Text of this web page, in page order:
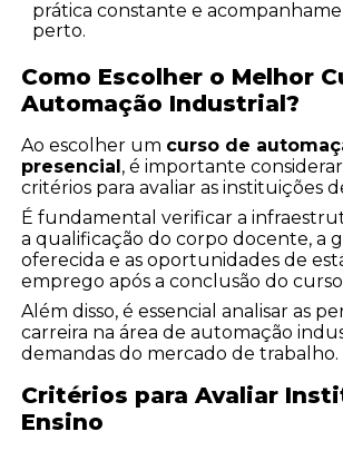
prática constante e
perto.
Como Escolher o Melhor
Automação Industrial?
Ao escolher um curso de
presencial, é importante
critérios para avaliar as instituições
É fundamental verificar a
a qualificação do corpo docente, a
oferecida e as oportunidades de
emprego após a conclusão do
Além disso, é essencial analisar as
carreira na área de automação
demandas do mercado de trabalho.
Critérios para Avaliar
Ensino